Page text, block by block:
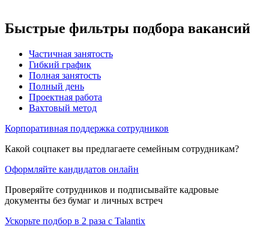
Быстрые фильтры подбора вакансий
Частичная занятость
Гибкий график
Полная занятость
Полный день
Проектная работа
Вахтовый метод
Корпоративная поддержка сотрудников
Какой соцпакет вы предлагаете семейным сотрудникам?
Оформляйте кандидатов онлайн
Проверяйте сотрудников и подписывайте кадровые
документы без бумаг и личных встреч
Ускорьте подбор в 2 раза с Talantix